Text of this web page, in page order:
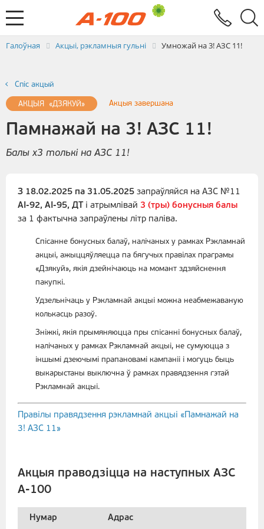
Зваротная сувязь
Паслугi
Заяўка на выстаўленне ЭРФ
Галоўная Акцыі, рэкламныя гульні Умножай на 3! АЗС 11!
Спiс акцый
АКЦЫЯ «ДЗЯКУЙ» Акцыя завершана
Памнажай на 3! АЗС 11!
Балы х3 толькі на АЗС 11!
З 18.02.2025 па 31.05.2025 запраўляйся на АЗС №11
АІ-92, АІ-95, ДТ і атрымлівай 3 (тры) бонусныя балы
за 1 фактычна запраўлены літр паліва.
Спісанне бонусных балаў, налічаных у рамках Рэкламнай
акцыі, ажыццяўляецца па бягучых правілах праграмы
«Дзякуй», якія дзейнічаюць на момант здзяйснення
пакупкі.
Удзельнічаць у Рэкламнай акцыі можна неабмежаваную
колькасць разоў.
Зніжкі, якія прымяняюцца пры спісанні бонусных балаў,
налічаных у рамках Рэкламнай акцыі, не сумуюцца з
іншымі дзеючымі прапановамі кампаніі і могуць быць
выкарыстаны выключна ў рамках правядзення гэтай
Рэкламнай акцыі.
Правілы правядзення рэкламнай акцыі «Памнажай на
3! АЗС 11»
Акцыя праводзіцца на наступных АЗС
А-100
Нумар Адрас